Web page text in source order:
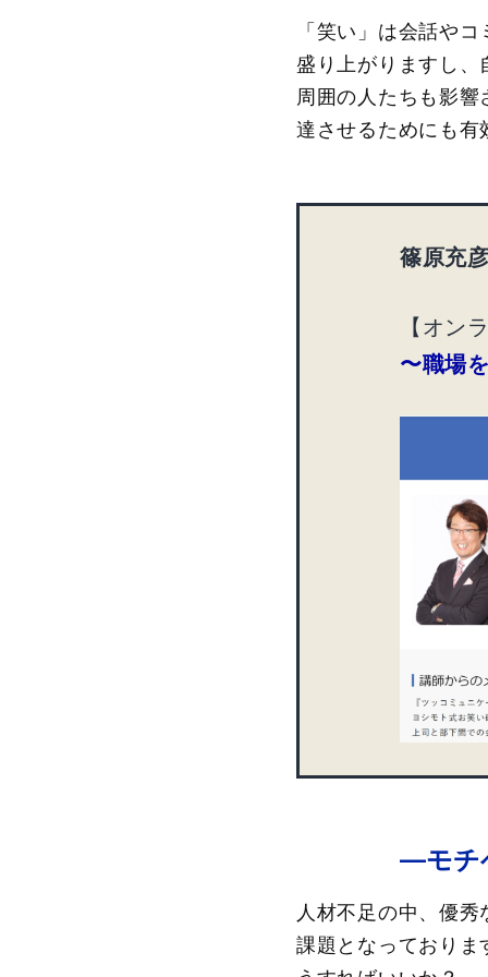
「笑い」は会話や
盛り上がりますし、
周囲の人たちも影
達させるためにも有
篠原充
【オ
〜職場
―モチ
人材不足の中、優
課題となっておりま